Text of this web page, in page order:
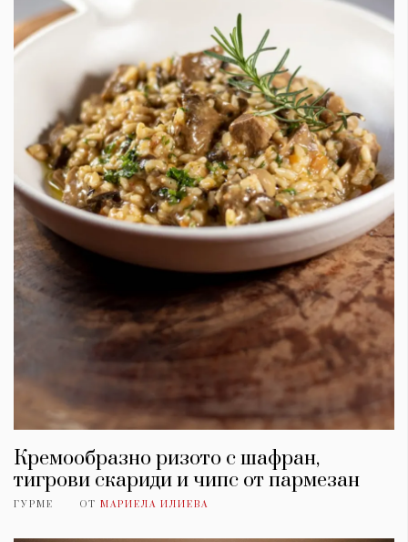
Кремообразно ризото с шафран,
тигрови скариди и чипс от пармезан
ГУРМЕ ОТ МАРИЕЛА ИЛИЕВА